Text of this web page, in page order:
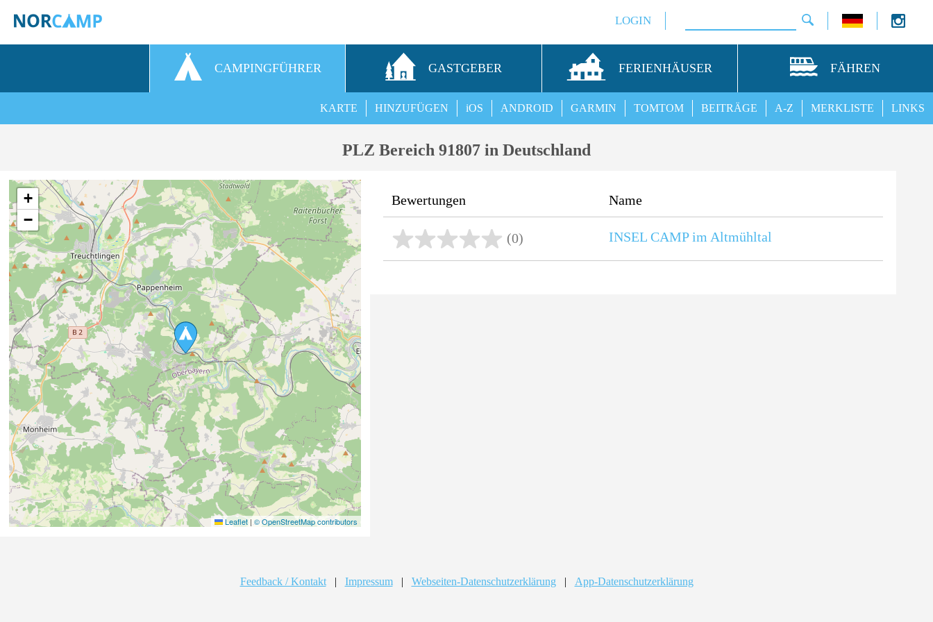
LOGIN
CAMPINGFÜHRER GASTGEBER FERIENHÄUSER FÄHREN
LINKS
MERKLISTE
A-Z
BEITRÄGE
TOMTOM
GARMIN
ANDROID
iOS
HINZUFÜGEN
KARTE
PLZ Bereich 91807 in Deutschland
+
−
Leaflet | © OpenStreetMap contributors
Bewertungen Name
(0) INSEL CAMP im Altmühltal
Feedback / Kontakt | Impressum | Webseiten-Datenschutzerklärung | App-Datenschutzerklärung